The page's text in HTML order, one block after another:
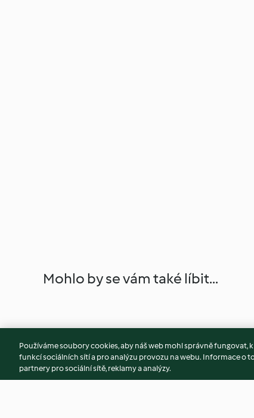
Mohlo by se vám také líbit...
Používáme soubory cookies, aby náš web mohl správně
funkcí sociálních sítí a pro analýzu provozu na webu. Informace o
partnery pro sociální sítě, reklamy a analýzy.